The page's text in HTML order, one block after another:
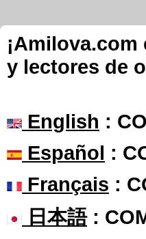
y lectores de
English :
Español :
Français :
日本語: